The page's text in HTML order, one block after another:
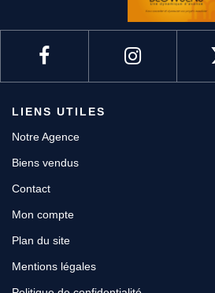
LIENS UTILES
Notre Agence
Biens vendus
Contact
Mon compte
Plan du site
Mentions légales